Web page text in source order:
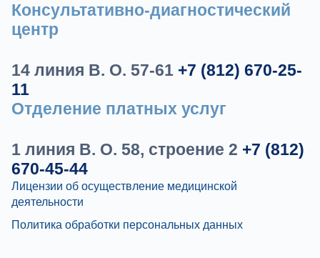
Консультативно-диагностический
центр
14 линия В. О. 57-61 +7 (812) 670-25-
11
Отделение платных услуг
1 линия В. О. 58, строение 2 +7 (812)
670-45-44
Лицензии об осуществление медицинской
деятельности
Политика обработки персональных данных